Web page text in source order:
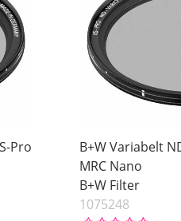
Pro
B+W Variabelt
MRC Nano
B+W Filter
1075248